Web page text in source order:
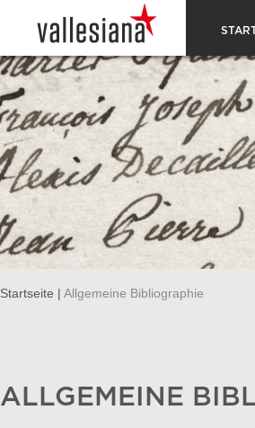
Startseite | Allgemeine Bibliographie
ALLGEMEINE